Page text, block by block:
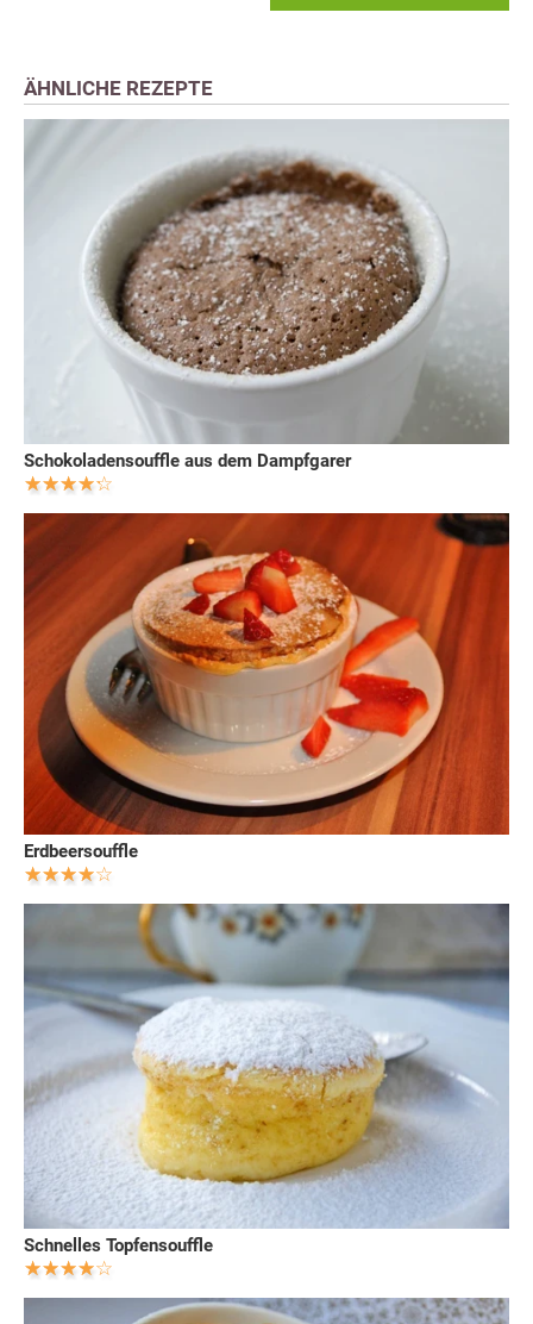
ÄHNLICHE REZEPTE
Schokoladensouffle aus dem Dampfgarer
Erdbeersouffle
Schnelles Topfensouffle